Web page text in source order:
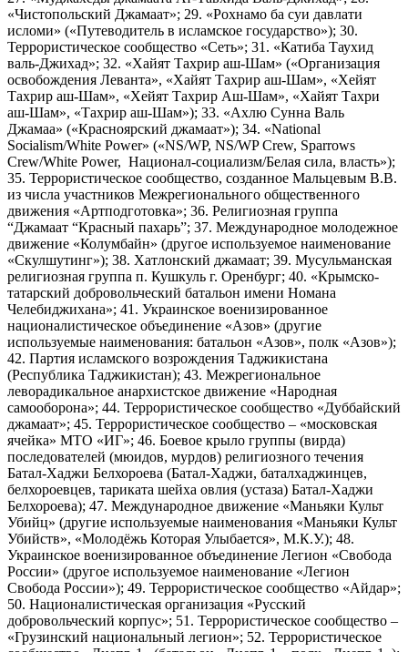
«Чистопольский Джамаат»; 29. «Рохнамо ба суи давлати
исломи» («Путеводитель в исламское государство»); 30.
Террористическое сообщество «Сеть»; 31. «Катиба Таухид
валь-Джихад»; 32. «Хайят Тахрир аш-Шам» («Организация
освобождения Леванта», «Хайят Тахрир аш-Шам», «Хейят
Тахрир аш-Шам», «Хейят Тахрир Аш-Шам», «Хайят Тахри
аш-Шам», «Тахрир аш-Шам»); 33. «Ахлю Сунна Валь
Джамаа» («Красноярский джамаат»); 34. «National
Socialism/White Power» («NS/WP, NS/WP Crew, Sparrows
Crew/White Power, Национал-социализм/Белая сила, власть»);
35. Террористическое сообщество, созданное Мальцевым В.В.
из числа участников Межрегионального общественного
движения «Артподготовка»; 36. Религиозная группа
“Джамаат “Красный пахарь”; 37. Международное молодежное
движение «Колумбайн» (другое используемое наименование
«Скулшутинг»); 38. Хатлонский джамаат; 39. Мусульманская
религиозная группа п. Кушкуль г. Оренбург; 40. «Крымско-
татарский добровольческий батальон имени Номана
Челебиджихана»; 41. Украинское военизированное
националистическое объединение «Азов» (другие
используемые наименования: батальон «Азов», полк «Азов»);
42. Партия исламского возрождения Таджикистана
(Республика Таджикистан); 43. Межрегиональное
леворадикальное анархистское движение «Народная
самооборона»; 44. Террористическое сообщество «Дуббайский
джамаат»; 45. Террористическое сообщество – «московская
ячейка» МТО «ИГ»; 46. Боевое крыло группы (вирда)
последователей (мюидов, мурдов) религиозного течения
Батал-Хаджи Белхороева (Батал-Хаджи, баталхаджинцев,
белхороевцев, тариката шейха овлия (устаза) Батал-Хаджи
Белхороева); 47. Международное движение «Маньяки Культ
Убийц» (другие используемые наименования «Маньяки Культ
Убийств», «Молодёжь Которая Улыбается», М.К.У.); 48.
Украинское военизированное объединение Легион «Свобода
России» (другое используемое наименование «Легион
Свобода России»); 49. Террористическое сообщество «Айдар»;
50. Националистическая организация «Русский
добровольческий корпус»; 51. Террористическое сообщество –
«Грузинский национальный легион»; 52. Террористическое